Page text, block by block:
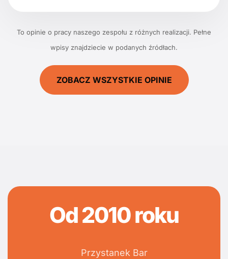
To opinie o pracy naszego zespołu z różnych realizacji. Pełne
wpisy znajdziecie w podanych źródłach.
ZOBACZ WSZYSTKIE OPINIE
Od 2010 roku
Przystanek Bar